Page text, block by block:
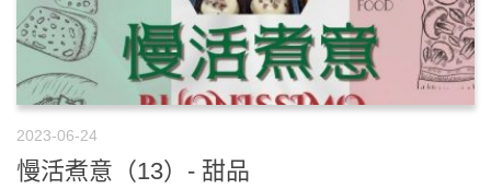
2023-06-24
慢活煮意（13）- 甜品